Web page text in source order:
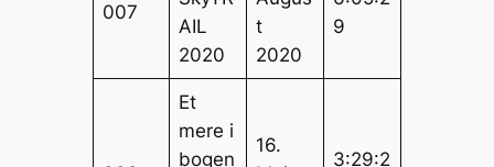
007
AIL
2020
t
2020
9
Et
mere i
bogen
16.
3:29:2